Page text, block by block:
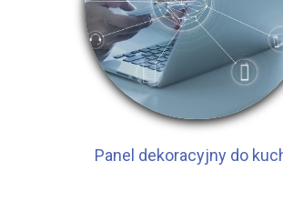
Panel dekoracyjny do